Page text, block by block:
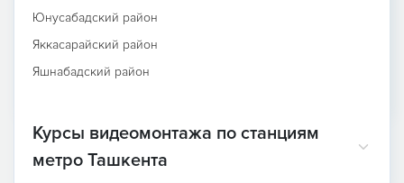
Юнусабадский район
Яккасарайский район
Яшнабадский район
Курсы видеомонтажа по станциям
метро Ташкента